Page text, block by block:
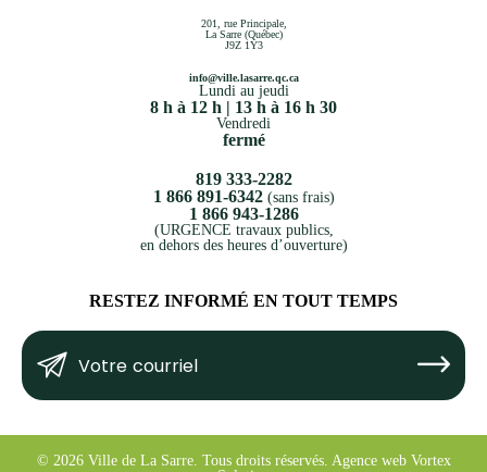
201, rue Principale,
La Sarre (Québec)
J9Z 1Y3
info@ville.lasarre.qc.ca
Lundi au jeudi
8 h à 12 h | 13 h à 16 h 30
Vendredi
fermé
819 333-2282
1 866 891-6342(sans frais)
1 866 943-1286
(URGENCE travaux publics,
en dehors des heures d’ouverture)
RESTEZ INFORMÉ EN TOUT TEMPS
Votre
courriel
(Nécessaire)
Submit
© 2026 Ville de La Sarre. Tous droits réservés. Agence web Vortex